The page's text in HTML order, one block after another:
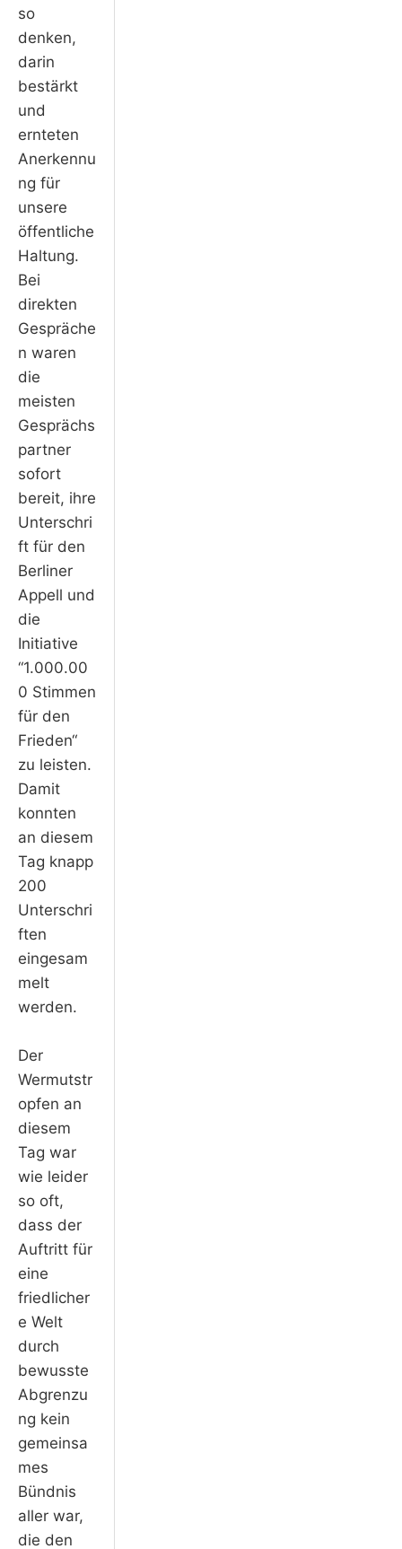
so
denken,
darin
bestärkt
und
ernteten
Anerkennu
ng für
unsere
öffentliche
Haltung.
Bei
direkten
Gespräche
n waren
die
meisten
Gesprächs
partner
sofort
bereit, ihre
Unterschri
ft für den
Berliner
Appell und
die
Initiative
“1.000.00
0 Stimmen
für den
Frieden“
zu leisten.
Damit
konnten
an diesem
Tag knapp
200
Unterschri
ften
eingesam
melt
werden.
Der
Wermutstr
opfen an
diesem
Tag war
wie leider
so oft,
dass der
Auftritt für
eine
friedlicher
e Welt
durch
bewusste
Abgrenzu
ng kein
gemeinsa
mes
Bündnis
aller war,
die den